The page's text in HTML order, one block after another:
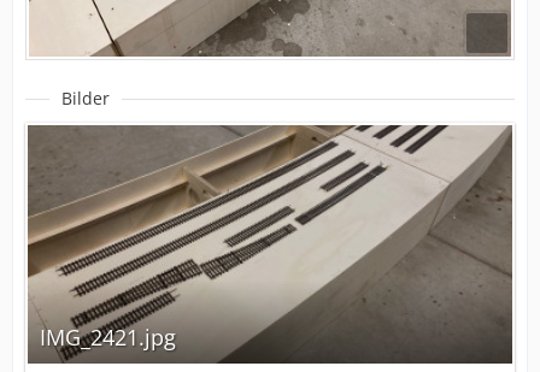
Bilder
IMG_2421.jpg